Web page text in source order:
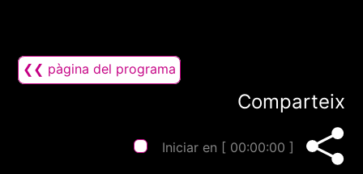
❮❮ pàgina del programa
Comparteix
Iniciar en [ 00:00:00 ]